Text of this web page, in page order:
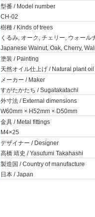
型番 / Model number
CH-02
樹種 / Kinds of trees
くるみ, オーク, チェリー, ウォール
Japanese Walnut, Oak, Cherry,
塗装 / Painting
天然オイル仕上げ / Natural plant
メーカー / Maker
すがたかたち / Sugatakatachi
外寸法 / External dimensions
W60mm × H52mm × D50mm
金具 / Metal fittings
M4×25
デザイナー / Designer
高橋 靖史 / Yasufumi Takahashi
製造国 / Country of manufacture
日本 / Japan